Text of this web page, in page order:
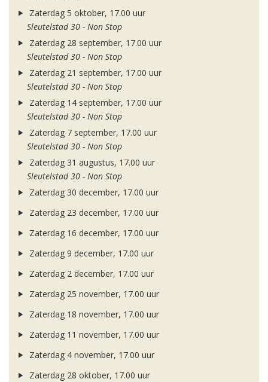
Zaterdag 5 oktober, 17.00 uur
Sleutelstad 30 - Non Stop
Zaterdag 28 september, 17.00 uur
Sleutelstad 30 - Non Stop
Zaterdag 21 september, 17.00 uur
Sleutelstad 30 - Non Stop
Zaterdag 14 september, 17.00 uur
Sleutelstad 30 - Non Stop
Zaterdag 7 september, 17.00 uur
Sleutelstad 30 - Non Stop
Zaterdag 31 augustus, 17.00 uur
Sleutelstad 30 - Non Stop
Zaterdag 30 december, 17.00 uur
Zaterdag 23 december, 17.00 uur
Zaterdag 16 december, 17.00 uur
Zaterdag 9 december, 17.00 uur
Zaterdag 2 december, 17.00 uur
Zaterdag 25 november, 17.00 uur
Zaterdag 18 november, 17.00 uur
Zaterdag 11 november, 17.00 uur
Zaterdag 4 november, 17.00 uur
Zaterdag 28 oktober, 17.00 uur